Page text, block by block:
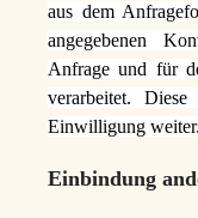
aus dem
angegebenen
Anfrage und für
verarbeitet.
Einwilligung weiter.
Einbindung